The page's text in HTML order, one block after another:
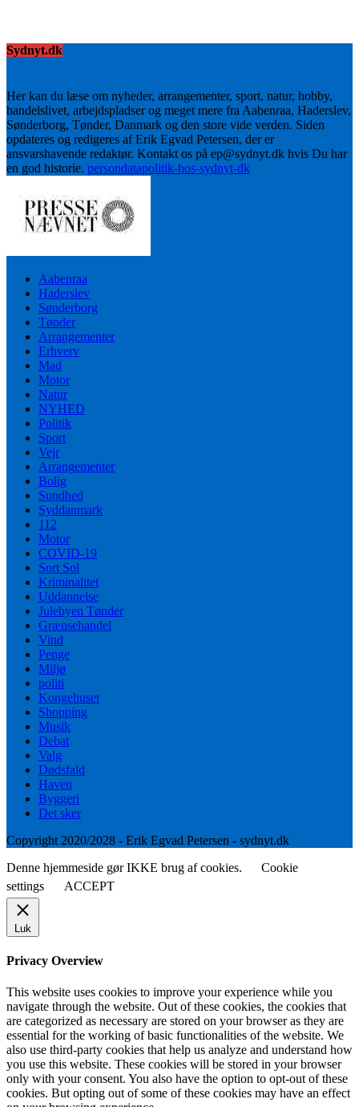
Sydnyt.dk
Her kan du læse om nyheder, arrangementer, sport, natur, hobby,
handelslivet, arbejdspladser og meget mere fra Aabenraa, Haderslev,
Sønderborg, Tønder, Danmark og den store vide verden. Siden
opdateres og redigeres af Erik Egvad Petersen, der er
ansvarshavende redaktør. Kontakt os på ep@sydnyt.dk hvis Du har
en god historie. persondatapolitik-hos-sydnyt-dk
Aabenraa
Haderslev
Sønderborg
Tønder
Arrangementer
Erhverv
Mad
Motor
Natur
NYHED
Politik
Sport
Vejr
Arrangementer
Bolig
Sundhed
Syddanmark
112
Motor
COVID-19
Sort Sol
Kriminalitet
Uddannelse
Julebyen Tønder
Grænsehandel
Vind
Penge
Miljø
politi
Kongehuset
Shopping
Musik
Debat
Valg
Dødsfald
Haven
Byggeri
Det sker
Copyright 2020/2028 - Erik Egvad Petersen - sydnyt.dk
Denne hjemmeside gør IKKE brug af cookies.
Cookie
settings
ACCEPT
Luk
Privacy Overview
This website uses cookies to improve your experience while you
navigate through the website. Out of these cookies, the cookies that
are categorized as necessary are stored on your browser as they are
essential for the working of basic functionalities of the website. We
also use third-party cookies that help us analyze and understand how
you use this website. These cookies will be stored in your browser
only with your consent. You also have the option to opt-out of these
cookies. But opting out of some of these cookies may have an effect